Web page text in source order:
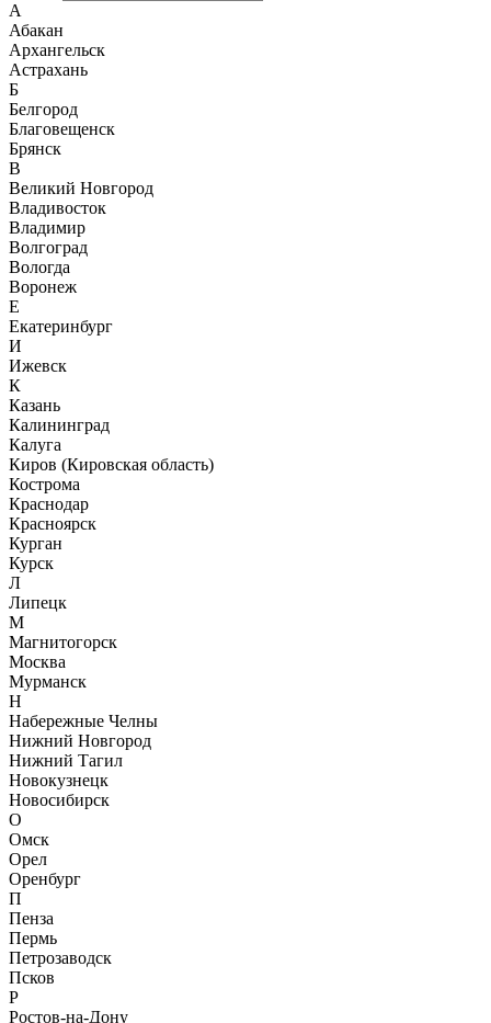
А
Абакан
Архангельск
Астрахань
Б
Белгород
Благовещенск
Брянск
В
Великий Новгород
Владивосток
Владимир
Волгоград
Вологда
Воронеж
Е
Екатеринбург
И
Ижевск
К
Казань
Калининград
Калуга
Киров (Кировская область)
Кострома
Краснодар
Красноярск
Курган
Курск
Л
Липецк
М
Магнитогорск
Москва
Мурманск
Н
Набережные Челны
Нижний Новгород
Нижний Тагил
Новокузнецк
Новосибирск
О
Омск
Орел
Оренбург
П
Пенза
Пермь
Петрозаводск
Псков
Р
Ростов-на-Дону